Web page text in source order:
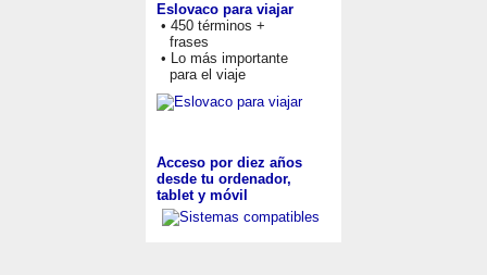
Eslovaco para viajar
• 450 términos +
frases
• Lo más importante
para el viaje
Acceso por diez años
desde tu ordenador,
tablet y móvil